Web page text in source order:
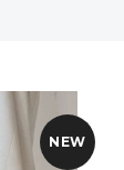
NEW